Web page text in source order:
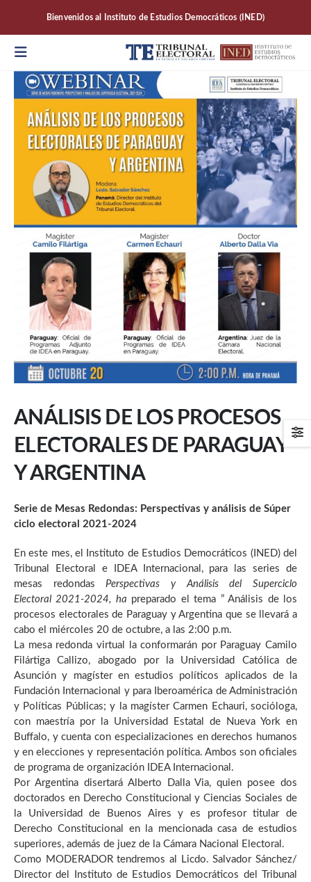
Bienvenidos al Instituto de Estudios Democráticos (INED)
ANÁLISIS DE LOS PROCESOS
ELECTORALES DE PARAGUAY
Y ARGENTINA
Serie de Mesas Redondas: Perspectivas y análisis de Súper
ciclo electoral 2021-2024
En este mes, el Instituto de Estudios Democráticos (INED) del
Tribunal Electoral e IDEA Internacional, para las series de
mesas redondas Perspectivas y Análisis del Superciclo
Electoral 2021-2024, ha preparado el tema ” Análisis de los
procesos electorales de Paraguay y Argentina que se llevará a
cabo el miércoles 20 de octubre, a las 2:00 p.m.
La mesa redonda virtual la conformarán por Paraguay Camilo
Filártiga Callizo, abogado por la Universidad Católica de
Asunción y magíster en estudios políticos aplicados de la
Fundación Internacional y para Iberoamérica de Administración
y Políticas Públicas; y la magíster Carmen Echauri, socióloga,
con maestría por la Universidad Estatal de Nueva York en
Buffalo, y cuenta con especializaciones en derechos humanos
y en elecciones y representación política. Ambos son oficiales
de programa de organización IDEA Internacional.
Por Argentina disertará Alberto Dalla Via, quien posee dos
doctorados en Derecho Constitucional y Ciencias Sociales de
la Universidad de Buenos Aires y es profesor titular de
Derecho Constitucional en la mencionada casa de estudios
superiores, además de juez de la Cámara Nacional Electoral.
Como MODERADOR tendremos al Licdo. Salvador Sánchez/
Director del Instituto de Estudios Democráticos del Tribunal